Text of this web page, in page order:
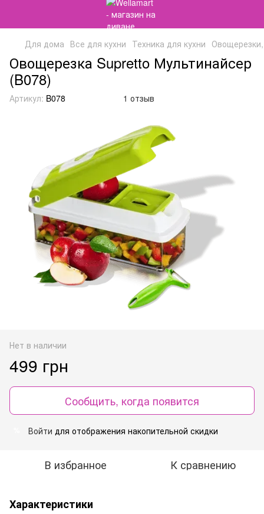
Для дома Все для кухни Техника для кухни
Овощерезка Supretto Мультинайсер
(B078)
Артикул: B078 1 отзыв
Нет в наличии
499 грн
Сообщить, когда появится
Войти для отображения накопительной скидки
В избранное К сравнению
Характеристики